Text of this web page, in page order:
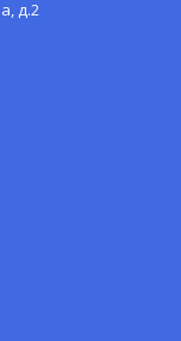
д.2